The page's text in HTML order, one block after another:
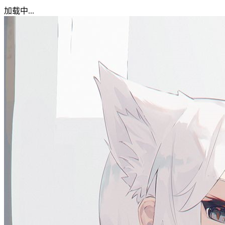
加载中...